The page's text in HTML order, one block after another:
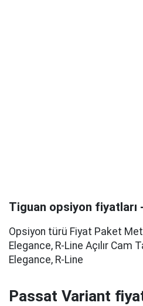
Tiguan opsiyon fiyatları
Opsiyon türü Fiyat Paket
Elegance, R-Line Açılır Cam
Elegance, R-Line
Passat Variant